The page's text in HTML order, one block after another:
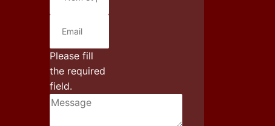
Please fill
the required
field.